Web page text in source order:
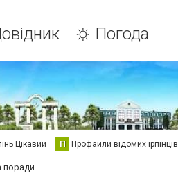
Погода
Цікавий П Профайли відомих ірпінців
поради